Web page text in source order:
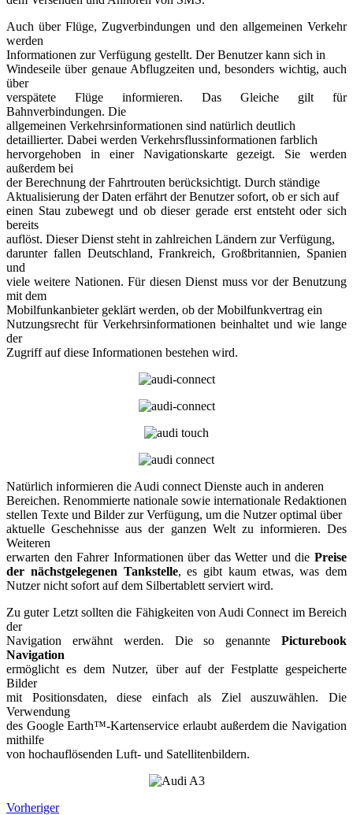
Auch über Flüge, Zugverbindungen und den allgemeinen Verkehr
werden
Informationen zur Verfügung gestellt. Der Benutzer kann sich in
Windeseile über genaue Abflugzeiten und, besonders wichtig, auch
über
verspätete Flüge informieren. Das Gleiche gilt für
Bahnverbindungen. Die
allgemeinen Verkehrsinformationen sind natürlich deutlich
detaillierter. Dabei werden Verkehrsflussinformationen farblich
hervorgehoben in einer Navigationskarte gezeigt. Sie werden
außerdem bei
der Berechnung der Fahrtrouten berücksichtigt. Durch ständige
Aktualisierung der Daten erfährt der Benutzer sofort, ob er sich auf
einen Stau zubewegt und ob dieser gerade erst entsteht oder sich
bereits
auflöst. Dieser Dienst steht in zahlreichen Ländern zur Verfügung,
darunter fallen Deutschland, Frankreich, Großbritannien, Spanien
und
viele weitere Nationen. Für diesen Dienst muss vor der Benutzung
mit dem
Mobilfunkanbieter geklärt werden, ob der Mobilfunkvertrag ein
Nutzungsrecht für Verkehrsinformationen beinhaltet und wie lange
der
Zugriff auf diese Informationen bestehen wird.
Natürlich informieren die Audi connect Dienste auch in anderen
Bereichen. Renommierte nationale sowie internationale Redaktionen
stellen Texte und Bilder zur Verfügung, um die Nutzer optimal über
aktuelle Geschehnisse aus der ganzen Welt zu informieren. Des
Weiteren
erwarten den Fahrer Informationen über das Wetter und die Preise
der nächstgelegenen Tankstelle, es gibt kaum etwas, was dem
Nutzer nicht sofort auf dem Silbertablett serviert wird.
Zu guter Letzt sollten die Fähigkeiten von Audi Connect im Bereich
der
Navigation erwähnt werden. Die so genannte Picturebook
Navigation
ermöglicht es dem Nutzer, über auf der Festplatte gespeicherte
Bilder
mit Positionsdaten, diese einfach als Ziel auszuwählen. Die
Verwendung
des Google Earth™-Kartenservice erlaubt außerdem die Navigation
mithilfe
von hochauflösenden Luft- und Satellitenbildern.
Vorheriger